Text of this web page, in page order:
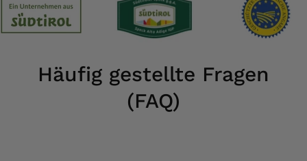
Häufig gestellte Fragen
(FAQ)